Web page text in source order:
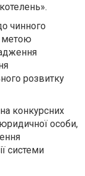
чинного
метою
розвитку
конкурсних
особи,
системи